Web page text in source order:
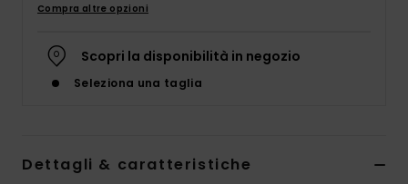
Compra altre opzioni
Scopri la disponibilità in negozio
Seleziona una taglia
Dettagli & caratteristiche